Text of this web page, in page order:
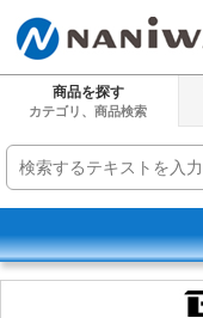
商品を探す
カテゴリ、商品検索